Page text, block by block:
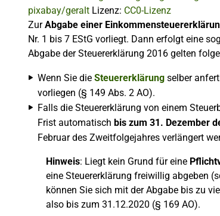
pixabay/geralt Lizenz: CC0-Lizenz
ZurAbgabe einer
Nr. 1 bis 7 EStG vorliegt. Dann erfolgt eine
Abgabe der Steuererklärung 2016 gelten
Wenn Sie die Steuererklärung selber
vorliegen (§ 149 Abs. 2 AO).
Falls die Steuererklärung von einem
Frist automatisch bis zum 31. Dezember
Februar des Zweitfolgejahres verlängert
Hinweis: Liegt kein Grund für eine
eine Steuererklärung freiwillig abgeben
können Sie sich mit der Abgabe bis zu
also bis zum 31.12.2020 (§ 169 AO).